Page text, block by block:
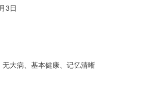
3日
无大病、基本健康、记忆清晰